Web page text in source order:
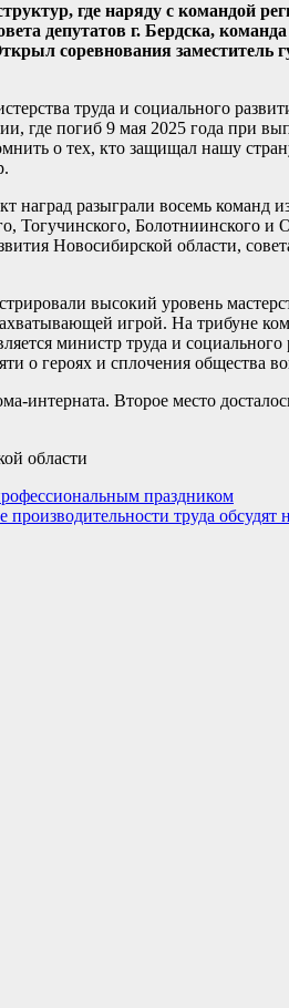
где наряду с командой
депутатов г. Бердска,
соревнования заместитель
труда и социального
где погиб 9 мая 2025 года при
о тех, кто защищал нашу
наград разыграли восемь команд
Тогучинского, Болотниинского и
Новосибирской области,
высокий уровень
игрой. На трибуне
министр труда и
о героях и сплочения общества
интерната. Второе место
области
праздником
труда